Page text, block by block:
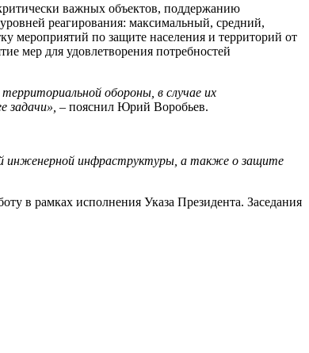
важных объектов, поддержанию
реагирования: максимальный, средний,
мероприятий по защите населения и территорий от
мер для удовлетворения потребностей
обороны, в случае их
задачи», – пояснил Юрий Воробьев.
инженерной инфраструктуры, а также о защите
в рамках исполнения Указа Президента. Заседания